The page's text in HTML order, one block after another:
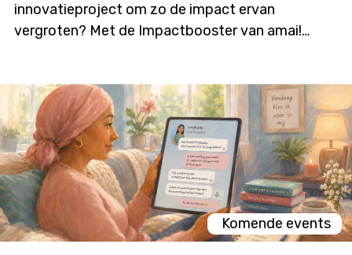
innovatieproject om zo de impact ervan
vergroten? Met de Impactbooster van amai!
burgerparticipatie- en outreachactiviteiten die
bijdragen aan meer dialoog, betrokkenheid en
technologieacceptatie. Deze nieuwe oproep zal
initiatieven stimuleren waarin burgers niet alleen
geïnformeerd worden, maar ook daadwerkelijk
mee vorm geven aan onderzoek, ontwikkeling en
innovatie. De oproep wordt gelanceerd op
dinsdag 7 juli, in deze infosessie overlopen we alle
Komende events